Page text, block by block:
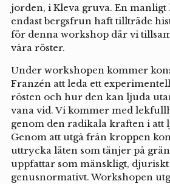
jorden, i Kleva gruva. En manligt
endast bergsfrun haft tillträde
för denna workshop där vi
våra röster.
Under workshopen kommer
Franzén att leda ett
rösten och hur den kan ljuda
vana vid. Vi kommer med
genom den radikala kraften i att
Genom att utgå från kroppen
uttrycka läten som tänjer på
uppfattar som mänskligt,
genusnormativt. Workshopen